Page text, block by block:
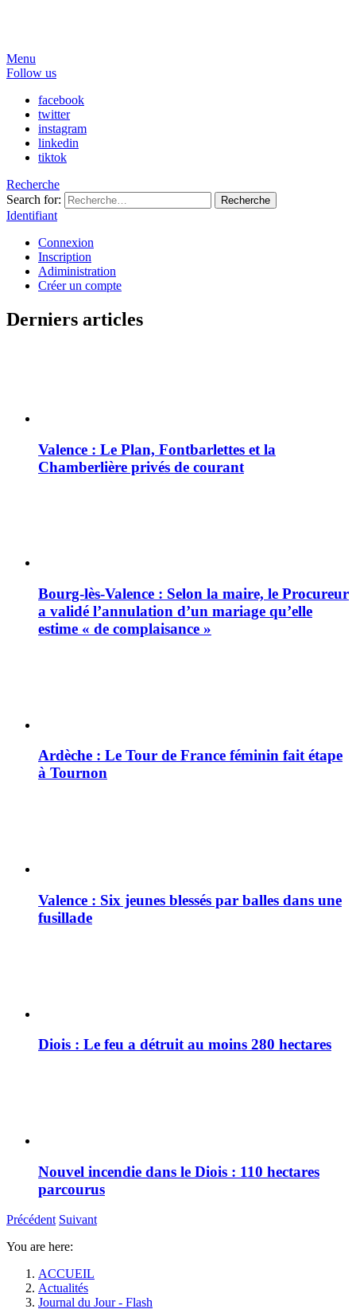
Menu
Follow us
facebook
twitter
instagram
linkedin
tiktok
Recherche
Search for:
Recherche
Identifiant
Connexion
Inscription
Adiministration
Créer un compte
Derniers articles
Valence : Le Plan, Fontbarlettes et la
Chamberlière privés de courant
Bourg-lès-Valence : Selon la maire, le Procureur
a validé l’annulation d’un mariage qu’elle
estime « de complaisance »
Ardèche : Le Tour de France féminin fait étape
à Tournon
Valence : Six jeunes blessés par balles dans une
fusillade
Diois : Le feu a détruit au moins 280 hectares
Nouvel incendie dans le Diois : 110 hectares
parcourus
Précédent Suivant
You are here:
ACCUEIL
Actualités
Journal du Jour - Flash